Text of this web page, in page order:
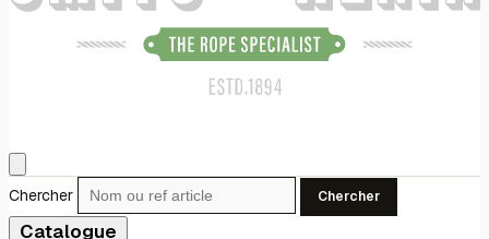
Chercher Chercher
Catalogue